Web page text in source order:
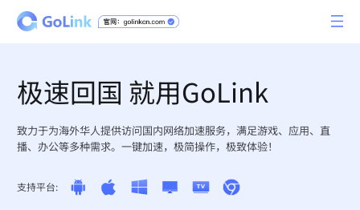
极速回国 就用GoLink
致力于为海外华人提供访问国内网络加速服务，满足游戏、应用、直
播、办公等多种需求。一键加速，极简操作，极致体验！
支持平台: